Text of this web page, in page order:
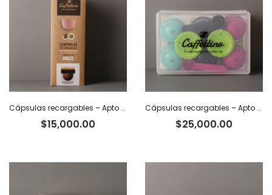
Cápsulas recargables – Apto Dolce Gusto x 4
$15,000.00
Cápsulas recargables – Apto Dolce Gusto x 8
$25,000.00